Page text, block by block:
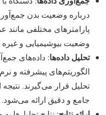
درباره وضعیت بدن
پارامترهای مختلفی مانند
وضعیت بیوشیمیایی و
تحلیل داده‌ها: داده‌های
الگوریتم‌های پیشرفته و
تحلیل قرار می‌گیرند.
جامع و دقیق ارائه می‌شود.